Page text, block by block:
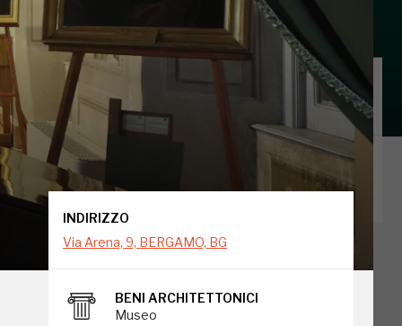
INDIRIZZO
Via Arena, 9, BERGAMO, BG
BENI ARCHITETTONICI
Museo
Via Arena, 9, BERGAMO, BG
LUOGO CON CONVENZIONI
Scopri le convenzioni per gli iscritti
in questo luogo